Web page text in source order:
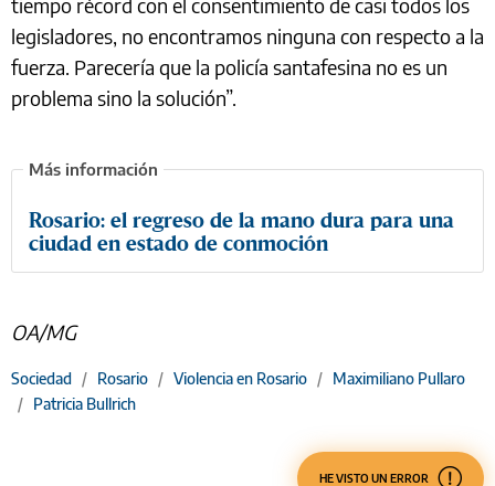
legisladores, no encontramos ninguna con respecto a la
fuerza. Parecería que la policía santafesina no es un
problema sino la solución”.
Rosario: el regreso de la mano dura para una
ciudad en estado de conmoción
OA/MG
Sociedad / Rosario / Violencia en Rosario / Maximiliano Pullaro
/ Patricia Bullrich
HE VISTO UN ERROR